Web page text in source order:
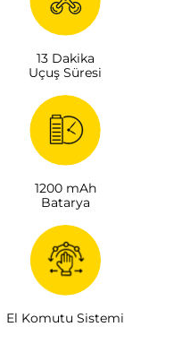
13 Dakika
Uçuş Süresi
1200 mAh
Batarya
El Komutu Sistemi